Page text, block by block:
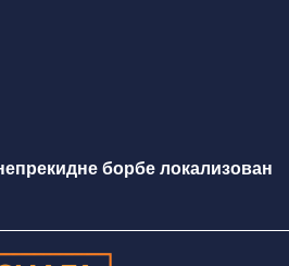
борбе локализован